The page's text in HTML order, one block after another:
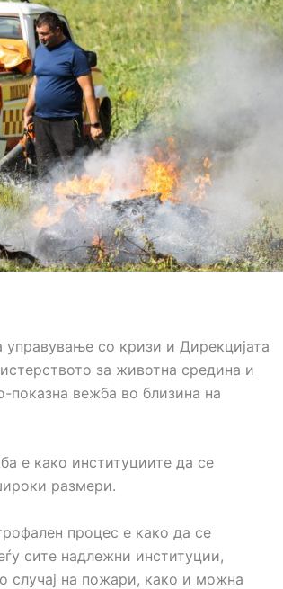
со кризи и Дирекцијата
за животна средина и
вежба во близина на
е како институциите да се
размери.
процес е како да се
сите надлежни институции,
случај на пожари, како и можна